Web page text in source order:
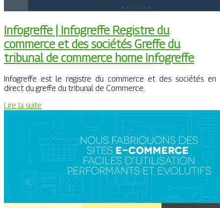
Infogreffe | Infogreffe Registre du
commerce et des sociétés Greffe du
tribunal de commerce home Infogreffe
Infogreffe est le registre du commerce et des sociétés en
direct du greffe du tribunal de Commerce.
Lire la suite